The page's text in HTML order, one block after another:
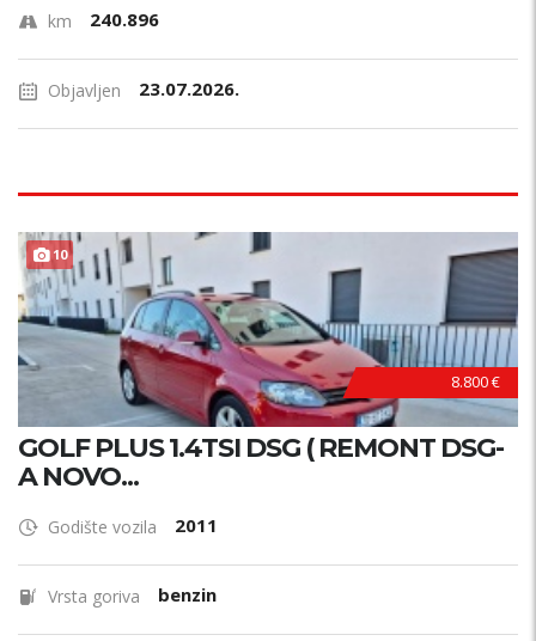
km 240.896
Objavljen 23.07.2026.
10
8.800 €
GOLF PLUS 1.4TSI DSG ( REMONT DSG-
A NOVO...
Godište vozila 2011
Vrsta goriva benzin